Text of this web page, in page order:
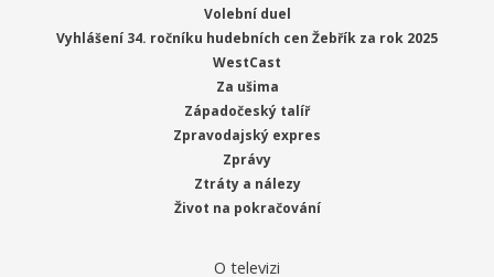
Volební duel
Vyhlášení 34. ročníku hudebních cen Žebřík za rok 2025
WestCast
Za ušima
Západočeský talíř
Zpravodajský expres
Zprávy
Ztráty a nálezy
Život na pokračování
O televizi